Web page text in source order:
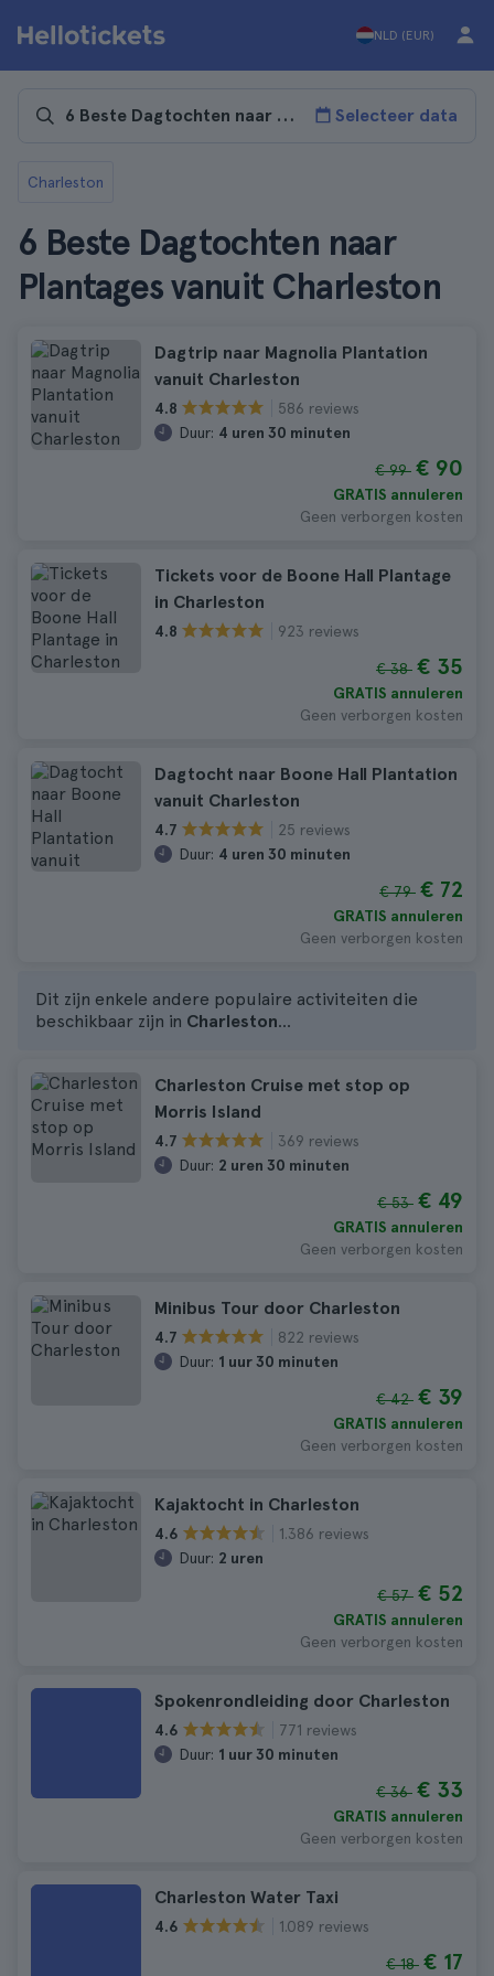
NLD (EUR)
Selecteer data
Charleston
6 Beste Dagtochten naar
Plantages vanuit Charleston
Dagtrip naar Magnolia Plantation
vanuit Charleston
4.8
586 reviews
Duur: 4 uren 30 minuten
€ 99 € 90
GRATIS annuleren
Geen verborgen kosten
Tickets voor de Boone Hall Plantage
in Charleston
4.8 923 reviews
€ 38 € 35
GRATIS annuleren
Geen verborgen kosten
Dagtocht naar Boone Hall Plantation
vanuit Charleston
4.7
25 reviews
Duur: 4 uren 30 minuten
€ 79 € 72
GRATIS annuleren
Geen verborgen kosten
Dit zijn enkele andere populaire activiteiten die
beschikbaar zijn in Charleston...
Charleston Cruise met stop op
Morris Island
4.7
369 reviews
Duur: 2 uren 30 minuten
€ 53 € 49
GRATIS annuleren
Geen verborgen kosten
Minibus Tour door Charleston
4.7
822 reviews
Duur: 1 uur 30 minuten
€ 42 € 39
GRATIS annuleren
Geen verborgen kosten
Kajaktocht in Charleston
4.6
1.386 reviews
Duur: 2 uren
€ 57 € 52
GRATIS annuleren
Geen verborgen kosten
Spokenrondleiding door Charleston
4.6
771 reviews
Duur: 1 uur 30 minuten
€ 36 € 33
GRATIS annuleren
Geen verborgen kosten
Charleston Water Taxi
4.6 1.089 reviews
€ 18 € 17